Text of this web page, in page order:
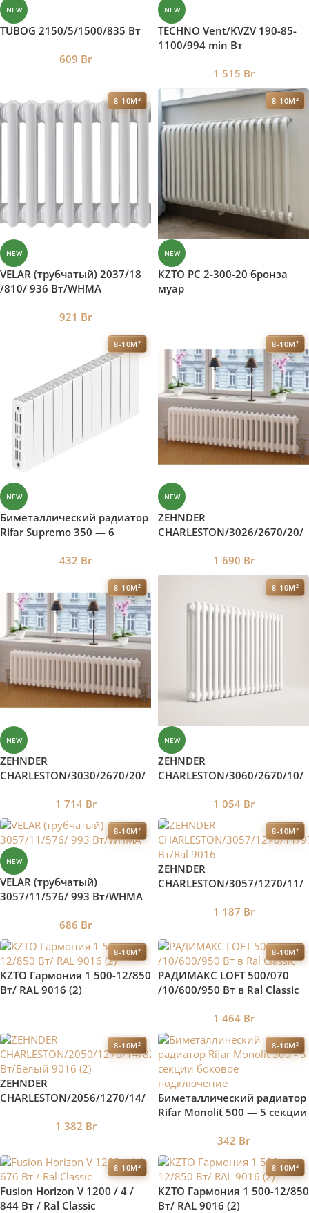
NEW
TUBOG 2150/5/1500/835 Вт
609 Br
NEW
TECHNO Vent/KVZV 190-85-
1100/994 min Вт
1 515 Br
8-10М²
NEW
VELAR (трубчатый) 2037/18
/810/ 936 Bт/WHMA
921 Br
8-10М²
NEW
KZTO РС 2-300-20 бронза
муар
8-10М²
NEW
Биметаллический радиатор
Rifar Supremo 350 — 6
подключение
432 Br
8-10М²
NEW
ZEHNDER
CHARLESTON/3026/2670/20/
1 690 Br
8-10М²
NEW
ZEHNDER
CHARLESTON/3030/2670/20/
1 714 Br
8-10М²
NEW
ZEHNDER
CHARLESTON/3060/2670/10/
1 054 Br
8-10М²
NEW
VELAR (трубчатый)
3057/11/576/ 993 Bт/WHMA
686 Br
8-10М²
ZEHNDER
CHARLESTON/3057/1270/11/
1 187 Br
8-10М²
KZTO Гармония 1 500-12/850
Вт/ RAL 9016 (2)
8-10М²
РАДИМАКС LOFT 500/070
/10/600/950 Вт в Ral Classic
1 464 Br
8-10М²
ZEHNDER
CHARLESTON/2056/1270/14/
1 382 Br
8-10М²
Биметаллический радиатор
Rifar Monolit 500 — 5 секции
342 Br
8-10М²
Fusion Horizon V 1200 / 4 /
844 Вт / Ral Classic
8-10М²
KZTO Гармония 1 500-12/850
Вт/ RAL 9016 (2)